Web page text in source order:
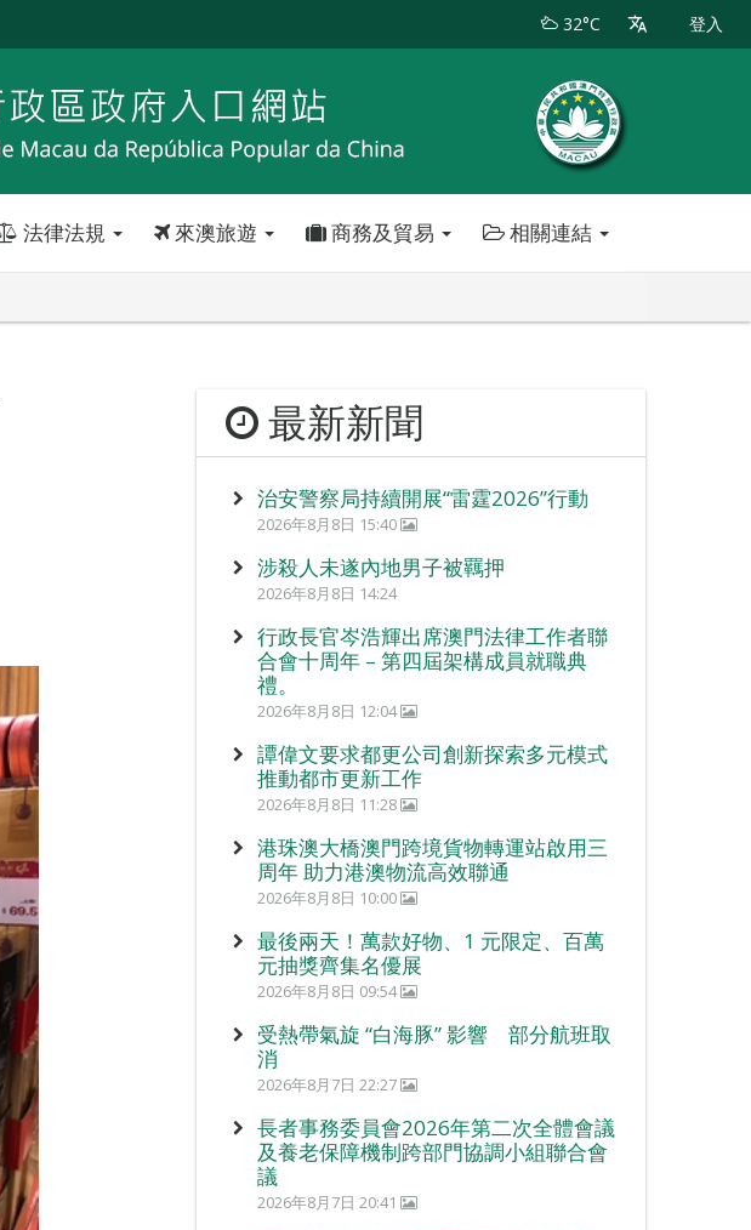
32°C 登入
法律法規 來澳旅遊 商務及貿易 相關連結
最新新聞
治安警察局持續開展“雷霆2026”行動
2026年8月8日 15:40
涉殺人未遂內地男子被羈押
2026年8月8日 14:24
行政長官岑浩輝出席澳門法律工作者聯
合會十周年 – 第四屆架構成員就職典
禮。
2026年8月8日 12:04
譚偉文要求都更公司創新探索多元模式
推動都市更新工作
2026年8月8日 11:28
港珠澳大橋澳門跨境貨物轉運站啟用三
周年 助力港澳物流高效聯通
2026年8月8日 10:00
最後兩天！萬款好物、1 元限定、百萬
元抽獎齊集名優展
2026年8月8日 09:54
受熱帶氣旋 “白海豚” 影響 部分航班取
消
2026年8月7日 22:27
長者事務委員會2026年第二次全體會議
及養老保障機制跨部門協調小組聯合會
議
2026年8月7日 20:41